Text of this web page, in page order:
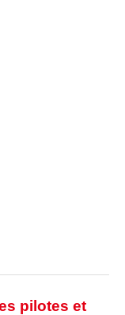
pilotes et